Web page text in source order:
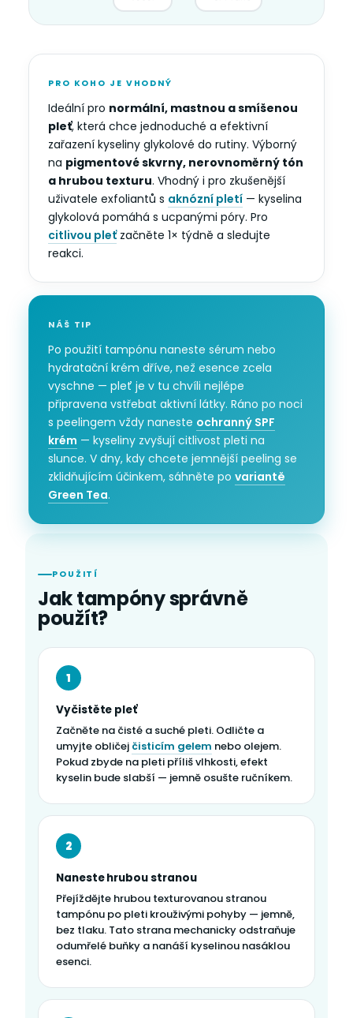
PRO KOHO JE VHODNÝ
Ideální pro normální, mastnou a smíšenou
pleť, která chce jednoduché a efektivní
zařazení kyseliny glykolové do rutiny. Výborný
na pigmentové skvrny, nerovnoměrný tón
a hrubou texturu. Vhodný i pro zkušenější
uživatele exfoliantů s aknózní pletí — kyselina
glykolová pomáhá s ucpanými póry. Pro
citlivou pleťzačněte 1× týdně a sledujte
reakci.
NÁŠ TIP
Po použití tampónu naneste sérum nebo
hydratační krém dříve, než esence zcela
vyschne — pleť je v tu chvíli nejlépe
připravena vstřebat aktivní látky. Ráno po noci
s peelingem vždy naneste ochranný SPF
krém — kyseliny zvyšují citlivost pleti na
slunce. V dny, kdy chcete jemnější peeling se
zklidňujícím účinkem, sáhněte po variantě
Green Tea.
POUŽITÍ
Jak tampóny správně
použít?
1
Vyčistěte pleť
Začněte na čisté a suché pleti. Odličte a
umyjte obličej čisticím gelem nebo olejem.
Pokud zbyde na pleti příliš vlhkosti, efekt
kyselin bude slabší — jemně osušte ručníkem.
2
Naneste hrubou stranou
Přejíždějte hrubou texturovanou stranou
tampónu po pleti krouživými pohyby — jemně,
bez tlaku. Tato strana mechanicky odstraňuje
odumřelé buňky a nanáší kyselinou nasáklou
esenci.